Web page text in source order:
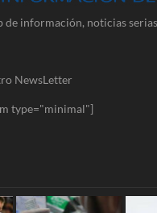
de información, noticias
NewsLetter
type="minimal"]